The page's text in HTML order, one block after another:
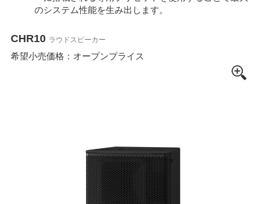
のシステム性能を生み出します。
CHR10 ラウドスピーカー
希望小売価格：オープンプライス